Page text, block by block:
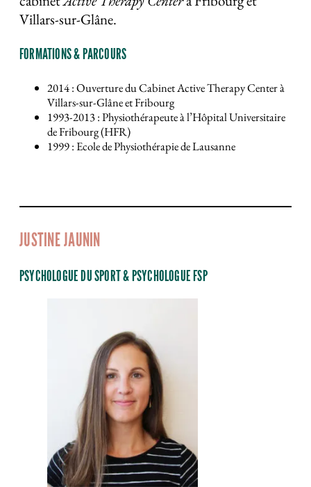
Villars-sur-Glâne.
FORMATIONS & PARCOURS
2014 : Ouverture du Cabinet Active Therapy Center à
Villars-sur-Glâne et Fribourg
1993-2013 : Physiothérapeute à l’Hôpital Universitaire
de Fribourg (HFR)
1999 : Ecole de Physiothérapie de Lausanne
JUSTINE JAUNIN
PSYCHOLOGUE DU SPORT & PSYCHOLOGUE FSP